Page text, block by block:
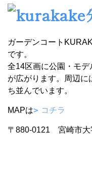
ガーデンコート
です。
全14区画に公園・モ
が広がります。周辺に
ち並んでいます。
MAPは コチラ
〒880-0121 宮崎市大